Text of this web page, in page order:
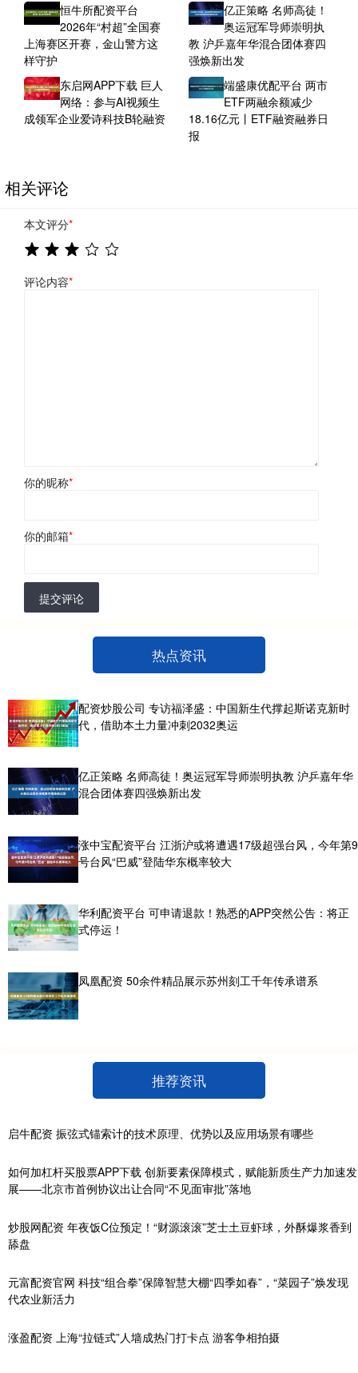
恒牛所配资平台
2026年“村超”全国赛
上海赛区开赛，金山警方这
样守护
亿正策略 名师高徒！
奥运冠军导师崇明执
教 沪乒嘉年华混合团体赛四
强焕新出发
东启网APP下载 巨人
网络：参与AI视频生
成领军企业爱诗科技B轮融资
端盛康优配平台 两市
ETF两融余额减少
18.16亿元丨ETF融资融券日
报
相关评论
本文评分*
评论内容*
你的昵称*
你的邮箱*
提交评论
热点资讯
配资炒股公司 专访福泽盛：中国新生代撑起斯诺克新时
代，借助本土力量冲刺2032奥运
亿正策略 名师高徒！奥运冠军导师崇明执教 沪乒嘉年华
混合团体赛四强焕新出发
涨中宝配资平台 江浙沪或将遭遇17级超强台风，今年第9
号台风“巴威”登陆华东概率较大
华利配资平台 可申请退款！熟悉的APP突然公告：将正
式停运！
凤凰配资 50余件精品展示苏州刻工千年传承谱系
推荐资讯
启牛配资 振弦式锚索计的技术原理、优势以及应用场景有哪些
如何加杠杆买股票APP下载 创新要素保障模式，赋能新质生产力加速发
展——北京市首例协议出让合同“不见面审批”落地
炒股网配资 年夜饭C位预定！“财源滚滚”芝士土豆虾球，外酥爆浆香到
舔盘
元富配资官网 科技“组合拳”保障智慧大棚“四季如春”，“菜园子”焕发现
代农业新活力
涨盈配资 上海“拉链式”人墙成热门打卡点 游客争相拍摄